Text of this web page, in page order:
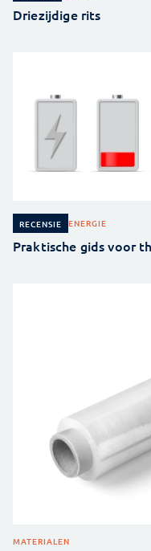
Driezijdige rits
RECENSIE ENERGIE
Praktische gids voor
MATERIALEN